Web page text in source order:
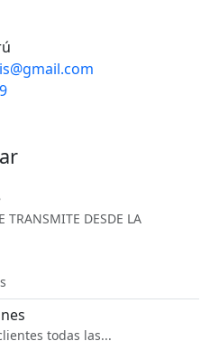
TRANSMITE DESDE LA
todas las...